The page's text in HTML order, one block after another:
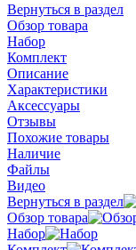
Вернуться в раздел
Обзор товара
Набор
Комплект
Описание
Характеристики
Аксессуары
Отзывы
Похожие товары
Наличие
Файлы
Видео
Вернуться в раздел
Обзор товара
Набор